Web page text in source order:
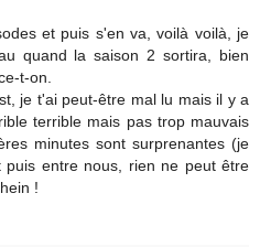
et puis s'en va, voilà voilà, je
quand la saison 2 sortira, bien
t-on.
je t'ai peut-être mal lu mais il y a
terrible mais pas trop mauvais
minutes sont surprenantes (je
entre nous, rien ne peut être
!